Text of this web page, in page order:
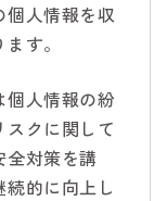
個人情報を収
す。
個人情報の紛
クに関して
全対策を講
的に向上し